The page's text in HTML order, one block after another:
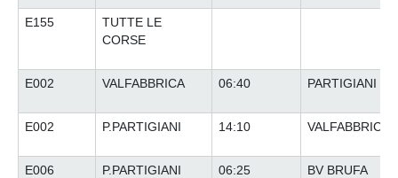
E155
TUTTE LE
CORSE
E002 VALFABBRICA 06:40 PARTIGIANI
E002 P.PARTIGIANI 14:10 VALFABBRICA
E006 P.PARTIGIANI 06:25 BV BRUFA